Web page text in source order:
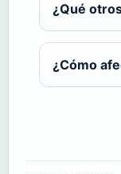
¿Qué
¿Cómo